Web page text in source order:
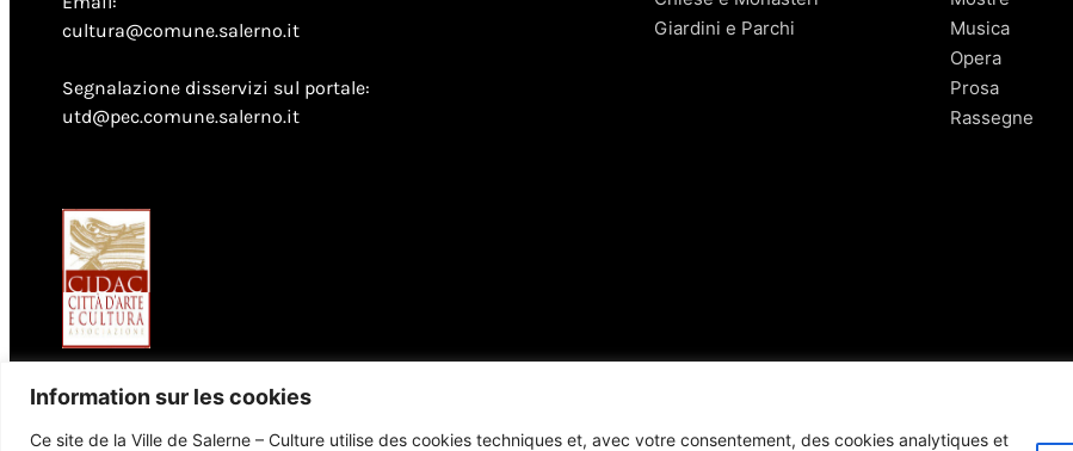
Information sur les cookies
Ce site de la Ville de Salerne – Culture utilise des cookies techniques et, avec votre consentement, des cookies analytiques et
cultura@comune.salerno.it
Segnalazione disservizi sul portale:
utd@pec.comune.salerno.it
Giardini e Parchi
Musica
Opera
Prosa
Rassegne